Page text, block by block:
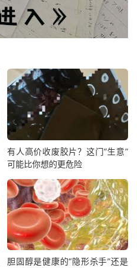
有人高价收废胶片？这门“生意”
可能比你想的更危险
胆固醇是健康的“隐形杀手”还是